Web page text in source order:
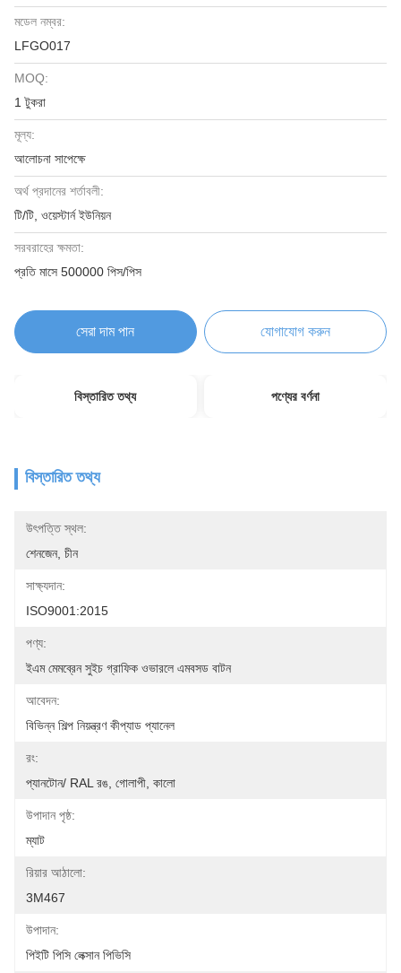
মডেল নম্বর:
LFGO017
MOQ:
1 টুকরা
মূল্য:
আলোচনা সাপেক্ষে
অর্থ প্রদানের শর্তাবলী:
টি/টি, ওয়েস্টার্ন ইউনিয়ন
সরবরাহের ক্ষমতা:
প্রতি মাসে 500000 পিস/পিস
সেরা দাম পান যোগাযোগ করুন
বিস্তারিত তথ্য পণ্যের বর্ণনা
বিস্তারিত তথ্য
উৎপত্তি স্থল:
শেনজেন, চীন
সাক্ষ্যদান:
ISO9001:2015
পণ্য:
ইএম মেমব্রেন সুইচ গ্রাফিক ওভারলে এমবসড বাটন
আবেদন:
বিভিন্ন শিল্প নিয়ন্ত্রণ কীপ্যাড প্যানেল
রং:
প্যানটোন/ RAL রঙ, গোলাপী, কালো
উপাদান পৃষ্ঠ:
ম্যাট
রিয়ার আঠালো:
3M467
উপাদান:
পিইটি পিসি লেক্সান পিভিসি